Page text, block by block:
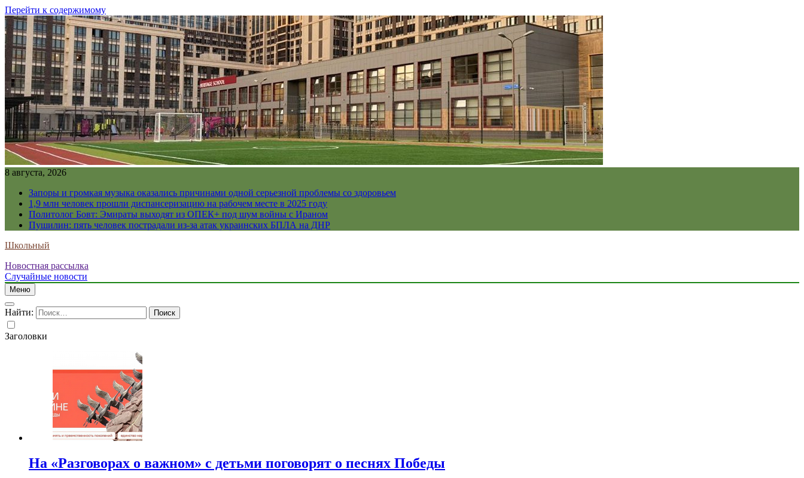
Перейти к содержимому
8 августа, 2026
Запоры и громкая музыка оказались причинами одной серьезной проблемы со здоровьем
1,9 млн человек прошли диспансеризацию на рабочем месте в 2025 году
Политолог Бовт: Эмираты выходят из ОПЕК+ под шум войны с Ираном
Пушилин: пять человек пострадали из-за атак украинских БПЛА на ДНР
Школьный
Новостная рассылка
Случайные новости
Меню
Найти:
Заголовки
На «Разговорах о важном» с детьми поговорят о песнях Победы